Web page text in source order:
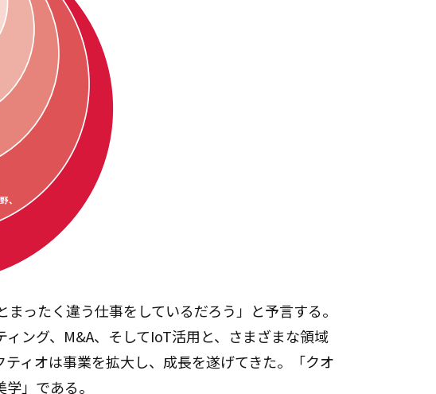
まったく違う仕事をしているだろう」と予言する。
ング、M&A、そしてIoT活用と、さまざまな領域
ィオは事業を拡大し、成長を遂げてきた。「クオ
」である。